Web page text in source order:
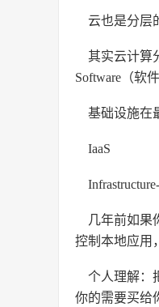
云也是分层
其实云计算
Software（软件
基础设施在
IaaS
几年前如果
控制本地应用
个人理解：
你的需要买给